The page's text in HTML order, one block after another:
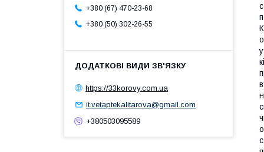
+380 (67) 470-23-68
+380 (50) 302-26-55
https://33korovy.com.ua
it.vetaptekalitarova@gmail.com
+380503095589